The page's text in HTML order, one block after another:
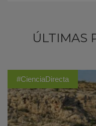
ÚLTIMAS
#CienciaDirecta